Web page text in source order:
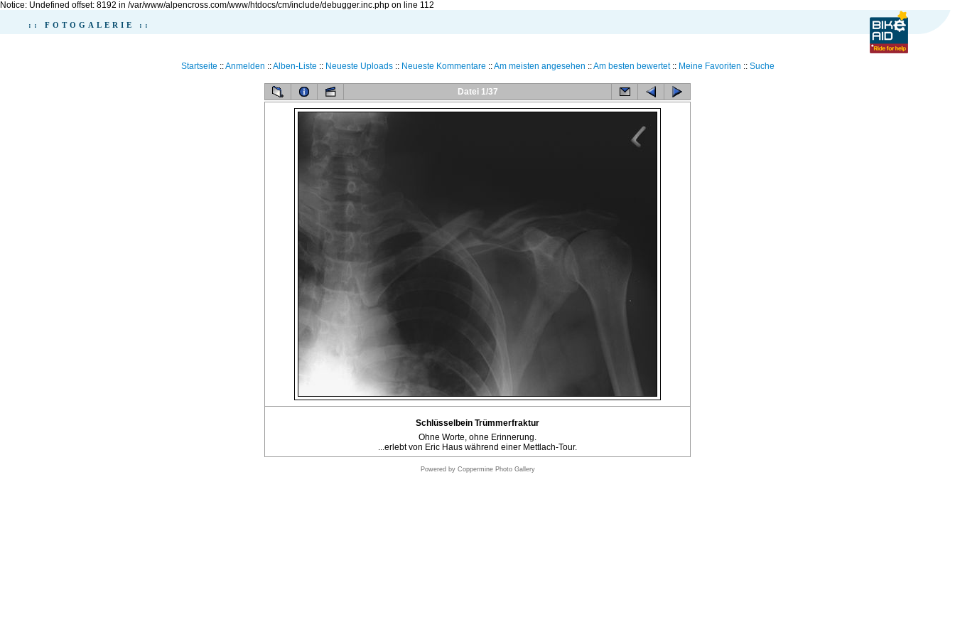
Notice: Undefined offset: 8192 in /var/www/alpencross.com/www/htdocs/cm/include/debugger.inc.php on line 112
:: FOTOGALERIE ::
Startseite ::Anmelden ::Alben-Liste :: Neueste Uploads:: Neueste Kommentare ::Am meisten angesehen ::Am besten bewertet:: Meine Favoriten :: Suche
Datei 1/37
Schlüsselbein Trümmerfraktur
Ohne Worte, ohne Erinnerung.
...erlebt von Eric Haus während einer Mettlach-Tour.
Powered by Coppermine Photo Gallery